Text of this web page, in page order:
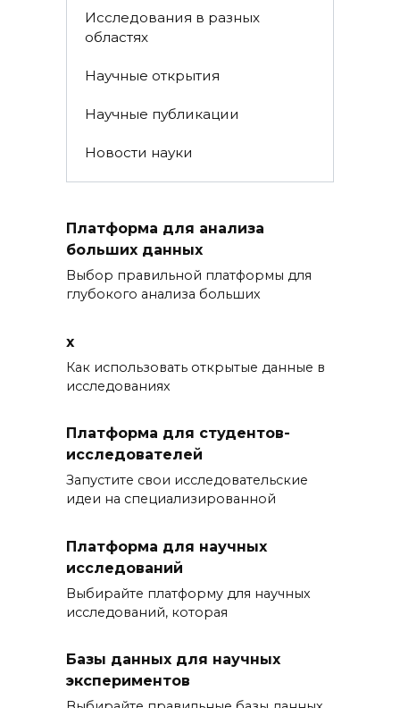
Исследования в разных
областях
Научные открытия
Научные публикации
Новости науки
Платформа для анализа
больших данных
Выбор правильной платформы для
глубокого анализа больших
x
Как использовать открытые данные в
исследованиях
Платформа для студентов-
исследователей
Запустите свои исследовательские
идеи на специализированной
Платформа для научных
исследований
Выбирайте платформу для научных
исследований, которая
Базы данных для научных
экспериментов